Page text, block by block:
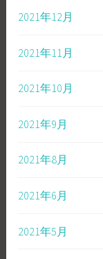
2021年12月
2021年11月
2021年10月
2021年9月
2021年8月
2021年6月
2021年5月